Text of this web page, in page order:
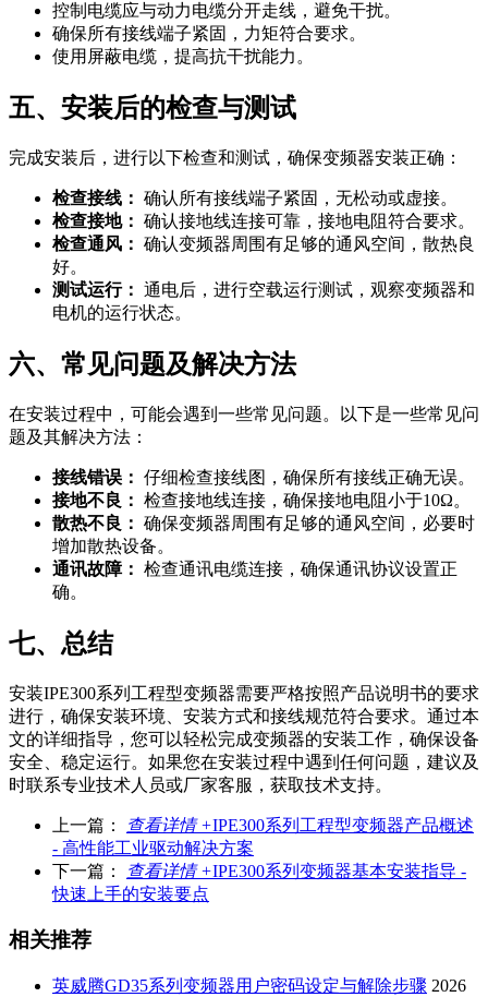
控制电缆应与动力电缆分开走线，避免干扰。
确保所有接线端子紧固，力矩符合要求。
使用屏蔽电缆，提高抗干扰能力。
五、安装后的检查与测试
完成安装后，进行以下检查和测试，确保变频器安装正确：
检查接线： 确认所有接线端子紧固，无松动或虚接。
检查接地： 确认接地线连接可靠，接地电阻符合要求。
检查通风： 确认变频器周围有足够的通风空间，散热良
好。
测试运行： 通电后，进行空载运行测试，观察变频器和
电机的运行状态。
六、常见问题及解决方法
在安装过程中，可能会遇到一些常见问题。以下是一些常见问
题及其解决方法：
接线错误： 仔细检查接线图，确保所有接线正确无误。
接地不良： 检查接地线连接，确保接地电阻小于10Ω。
散热不良： 确保变频器周围有足够的通风空间，必要时
增加散热设备。
通讯故障： 检查通讯电缆连接，确保通讯协议设置正
确。
七、总结
安装IPE300系列工程型变频器需要严格按照产品说明书的要求
进行，确保安装环境、安装方式和接线规范符合要求。通过本
文的详细指导，您可以轻松完成变频器的安装工作，确保设备
安全、稳定运行。如果您在安装过程中遇到任何问题，建议及
时联系专业技术人员或厂家客服，获取技术支持。
上一篇： 查看详情 +IPE300系列工程型变频器产品概述
- 高性能工业驱动解决方案
下一篇：
查看详情 +IPE300系列变频器基本安装指导 -
快速上手的安装要点
相关推荐
英威腾GD35系列变频器用户密码设定与解除步骤 2026